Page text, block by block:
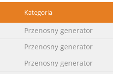
Kategoria
Przenosny generator
Przenosny generator
Przenosny generator